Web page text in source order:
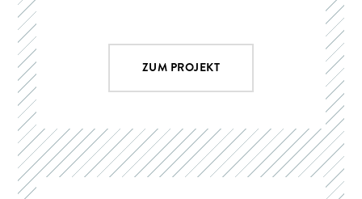
ZUM PROJEKT